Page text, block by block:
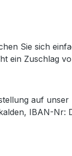
Sie sich
ein Zuschlag
auf unser
IBAN-Nr: